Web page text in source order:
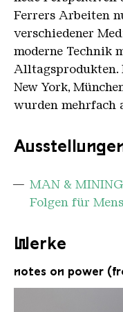
Ferrers Arbeiten
verschiedener
moderne Technik
Alltagsprodukten.
New York,
wurden mehrfach
MAN &
Folgen für
Werke
notes on power